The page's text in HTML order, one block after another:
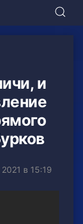
и
в 15:19